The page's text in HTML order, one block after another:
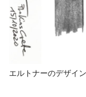
エルトナーのデザイ